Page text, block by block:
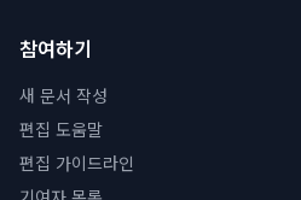
참여하기
새 문서 작성
편집 도움말
편집 가이드라인